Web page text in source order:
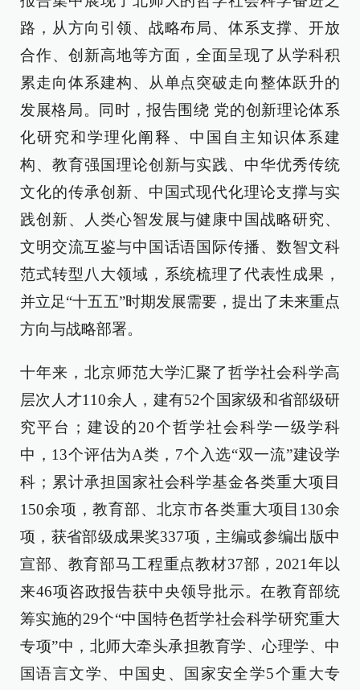
路，从方向引领、战略布局、体系支撑、开放
合作、创新高地等方面，全面呈现了从学科积
累走向体系建构、从单点突破走向整体跃升的
发展格局。同时，报告围绕 党的创新理论体系
化研究和学理化阐释、中国自主知识体系建
构、教育强国理论创新与实践、中华优秀传统
文化的传承创新、中国式现代化理论支撑与实
践创新、人类心智发展与健康中国战略研究、
文明交流互鉴与中国话语国际传播、数智文科
范式转型八大领域，系统梳理了代表性成果，
并立足“十五五”时期发展需要，提出了未来重点
方向与战略部署。
十年来，北京师范大学汇聚了哲学社会科学高
层次人才110余人，建有52个国家级和省部级研
究平台；建设的20个哲学社会科学一级学科
中，13个评估为A类，7个入选“双一流”建设学
科；累计承担国家社会科学基金各类重大项目
150余项，教育部、北京市各类重大项目130余
项，获省部级成果奖337项，主编或参编出版中
宣部、教育部马工程重点教材37部，2021年以
来46项咨政报告获中央领导批示。在教育部统
筹实施的29个“中国特色哲学社会科学研究重大
专项”中，北师大牵头承担教育学、心理学、中
国语言文学、中国史、国家安全学5个重大专